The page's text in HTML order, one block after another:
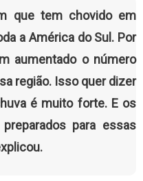
que tem chovido em
a América do Sul. Por
aumentado o número
região. Isso quer dizer
é muito forte. E os
para essas